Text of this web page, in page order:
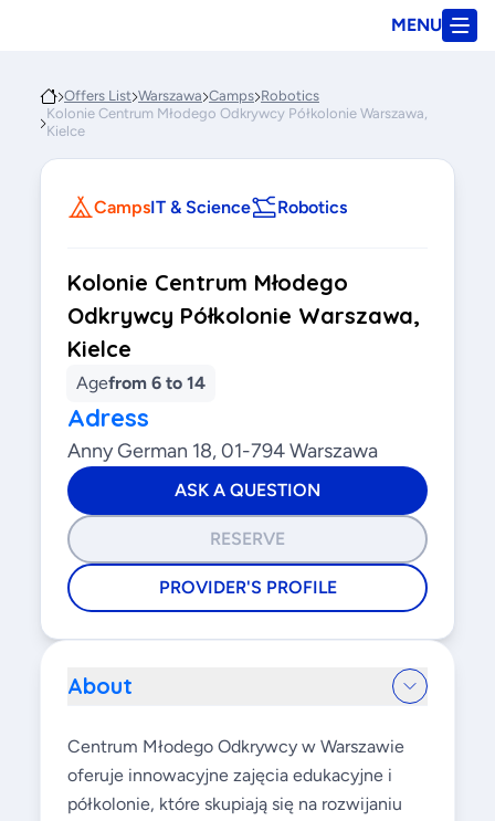
MENU
Offers List Warszawa Camps Robotics
Kolonie Centrum Młodego Odkrywcy Półkolonie Warszawa,
Kielce
CampsIT & Science Robotics
Kolonie Centrum Młodego
Odkrywcy Półkolonie Warszawa,
Kielce
Agefrom 6 to 14
Adress
Anny German 18, 01-794 Warszawa
ASK A QUESTION
RESERVE
PROVIDER'S PROFILE
About
Centrum Młodego Odkrywcy w Warszawie
oferuje innowacyjne zajęcia edukacyjne i
półkolonie, które skupiają się na rozwijaniu